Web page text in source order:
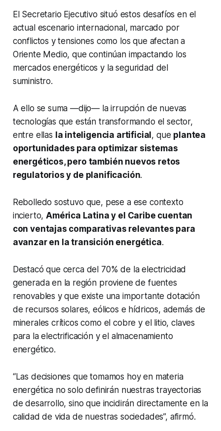
El Secretario Ejecutivo situó estos desafíos en el
actual escenario internacional, marcado por
conflictos y tensiones como los que afectan a
Oriente Medio, que continúan impactando los
mercados energéticos y la seguridad del
suministro.
A ello se suma —dijo— la irrupción de nuevas
tecnologías que están transformando el sector,
entre ellas la inteligencia artificial, que plantea
oportunidades para optimizar sistemas
energéticos, pero también nuevos retos
regulatorios y de planificación.
Rebolledo sostuvo que, pese a ese contexto
incierto,América Latina y el Caribe cuentan
con ventajas comparativas relevantes para
avanzar en la transición energética.
Destacó que cerca del 70% de la electricidad
generada en la región proviene de fuentes
renovables y que existe una importante dotación
de recursos solares, eólicos e hídricos, además de
minerales críticos como el cobre y el litio, claves
para la electrificación y el almacenamiento
energético.
“Las decisiones que tomamos hoy en materia
energética no solo definirán nuestras trayectorias
de desarrollo, sino que incidirán directamente en la
calidad de vida de nuestras sociedades”, afirmó.